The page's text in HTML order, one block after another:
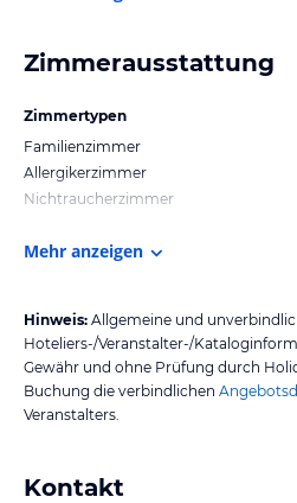
Zimmerausstattung
Zimmertypen
Familienzimmer
Allergikerzimmer
Nichtraucherzimmer
Mehr anzeigen
Hinweis: Allgemeine und
Hoteliers-/Veranstalter-/
Gewähr und ohne Prüfung durch
Buchung die verbindlichen
Veranstalters.
Kontakt